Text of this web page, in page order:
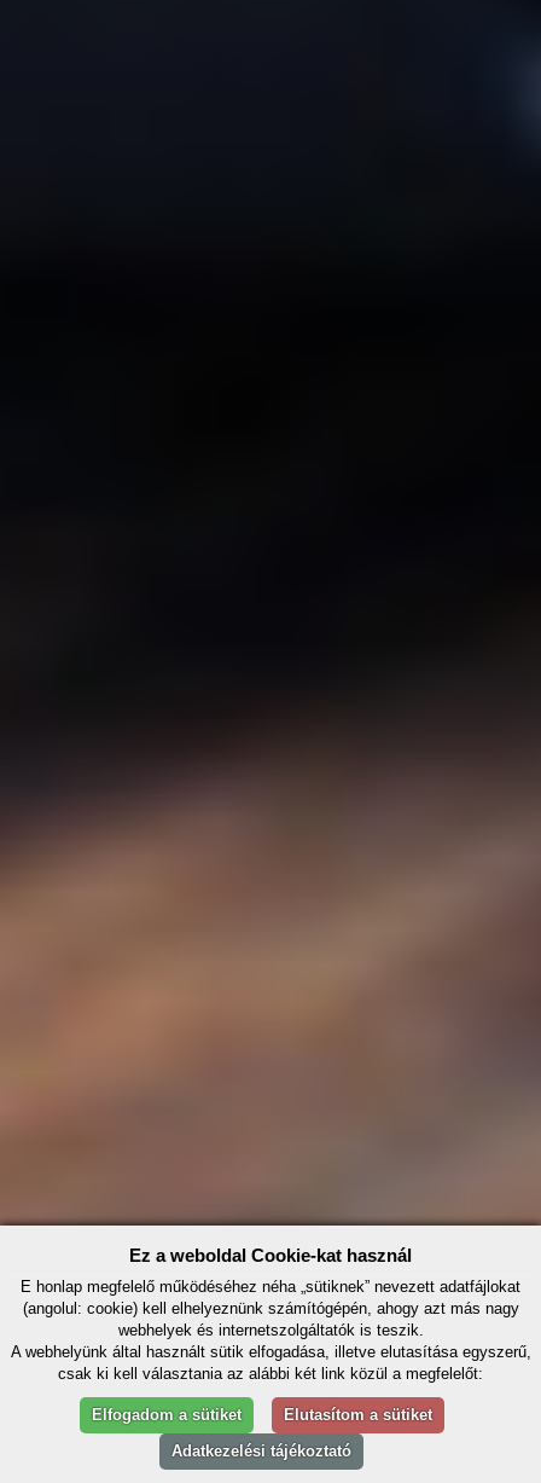
Ez a weboldal Cookie-kat használ
E honlap megfelelő működéséhez néha „sütiknek” nevezett adatfájlokat
(angolul: cookie) kell elhelyeznünk számítógépén, ahogy azt más nagy
webhelyek és internetszolgáltatók is teszik.
A webhelyünk által használt sütik elfogadása, illetve elutasítása egyszerű,
csak ki kell választania az alábbi két link közül a megfelelőt:
Elfogadom a sütiket
Elutasítom a sütiket
Adatkezelési tájékoztató